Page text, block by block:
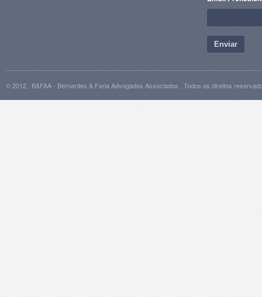
Enviar
© 2012 . B&FAA - Bernardes & Faria Advogados Associados . Todos os direitos